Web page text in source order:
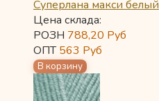
Суперлана макси белый
Цена склада:
РОЗН 788,20 Руб
ОПТ563 Руб